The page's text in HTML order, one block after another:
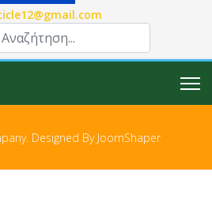
σας
Designed By JoomShaper